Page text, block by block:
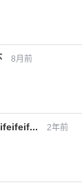
8月前
2年前